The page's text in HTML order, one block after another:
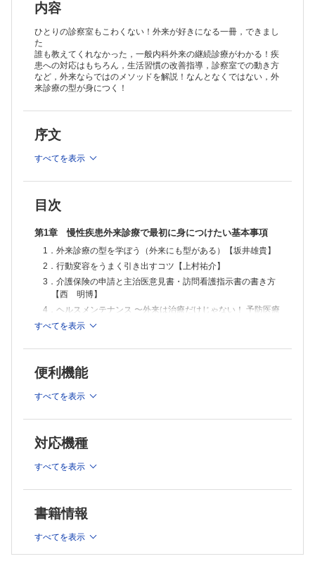
内容
ひとりの診察室もこわくない！外来が好きになる一冊，できまし
た
誰も教えてくれなかった，一般内科外来の継続診療がわかる！疾
患への対応はもちろん，生活習慣の改善指導，診察室での動き方
など，外来ならではのメソッドを解説！なんとなくではない，外
来診療の型が身につく！
序文
すべてを表示
目次
第1章 慢性疾患外来診療で最初に身につけたい基本事項
1．外来診療の型を学ぼう（外来にも型がある）【坂井雄貴】
2．行動変容をうまく引き出すコツ【上村祐介】
3．介護保険の申請と主治医意見書・訪問看護指示書の書き方
【西 明博】
4．ヘルスメンテナンス 〜外来は治療だけじゃない！ 予防医療
を組み込んで，より健康で豊かな人生を支えよう！【年森慎
5．高齢者の診かた（フレイル・CGA）【黒岩冴己】
第2章 外来でよく出合う慢性疾患の診かた
2．糖尿病【佐々木友里香，山下洋充】
3．脂質異常症【加藤 愛，加藤心良，野口善令】
輝，濱井彩乃】
5．高尿酸血症【長坂祐希，藤川裕恭】
7．骨粗鬆症【髙橋 寛】
8．慢性心不全【小野雅敬，官澤洋平】
9．慢性閉塞性肺疾患（COPD）【高岡沙知】
10．気管支喘息【羽角勇紀】
11．睡眠時無呼吸症候群【渡部 健】
すべてを表示
便利機能
すべてを表示
対応機種
すべてを表示
書籍情報
すべてを表示